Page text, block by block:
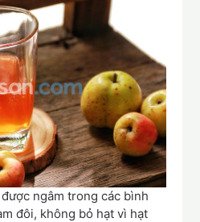
ngâm trong các bình
đôi, không bỏ hạt vì hạt